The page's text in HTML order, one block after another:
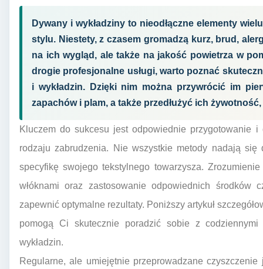
Dywany i wykładziny to nieodłączne elementy
stylu. Niestety, z czasem gromadzą kurz, brud,
na ich wygląd, ale także na jakość powietrza w
drogie profesjonalne usługi, warto poznać
i wykładzin. Dzięki nim można przywrócić im
zapachów i plam, a także przedłużyć ich
Kluczem do sukcesu jest odpowiednie przygotowanie
rodzaju zabrudzenia. Nie wszystkie metody nadają
specyfikę swojego tekstylnego towarzysza.
włóknami oraz zastosowanie odpowiednich środków
zapewnić optymalne rezultaty. Poniższy artykuł
pomogą Ci skutecznie poradzić sobie z
wykładzin.
Regularne, ale umiejętnie przeprowadzane